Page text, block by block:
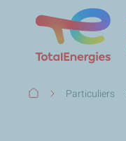
Fil
Particuliers